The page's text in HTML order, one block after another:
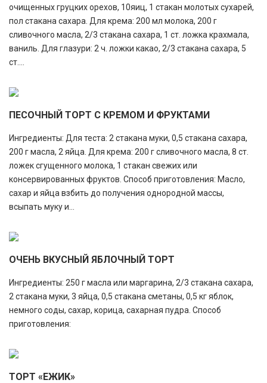
очищенных груцких орехов, 10яиц, 1 стакан молотых сухарей,
пол стакана сахара. Для крема: 200 мл молока, 200 г
сливочного масла, 2/3 стакана сахара, 1 ст. ложка крахмала,
ваниль. Для глазури: 2 ч. ложки какао, 2/3 стакана сахара, 5
ст....
ПЕСОЧНЫЙ ТОРТ С КРЕМОМ И ФРУКТАМИ
Ингредиенты: Для теста: 2 стакана муки, 0,5 стакана сахара,
200 г масла, 2 яйца. Для крема: 200 г сливочного масла, 8 ст.
ложек сгущенного молока, 1 стакан свежих или
консервированных фруктов. Способ приготовления: Масло,
сахар и яйца взбить до получения однородной массы,
всыпать муку и...
ОЧЕНЬ ВКУСНЫЙ ЯБЛОЧНЫЙ ТОРТ
Ингредиенты: 250 г масла или маргарина, 2/3 стакана сахара,
2 стакана муки, 3 яйца, 0,5 стакана сметаны, 0,5 кг яблок,
немного соды, сахар, корица, сахарная пудра. Способ
приготовления:
ТОРТ «ЕЖИК»